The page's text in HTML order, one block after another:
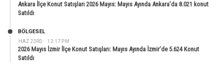
Ankara İlçe Konut Satışları 2026 Mayıs: Mayıs Ayında Ankara’da 8.021 konut
Satıldı
HAZ 23RD 12:17 PM
BÖLGESEL
2026 Mayıs İzmir İlçe Konut Satışları: Mayıs Ayında İzmir’de 5.624 Konut
Satıldı